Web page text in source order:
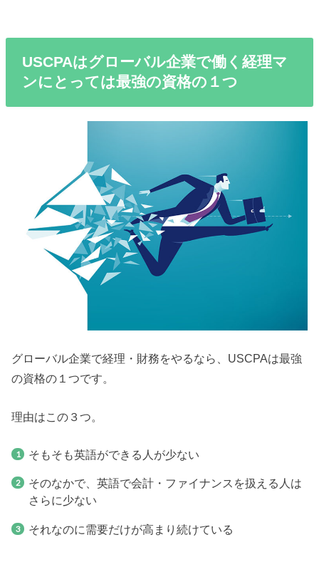
USCPAはグローバル企業で働く経理マ
ンにとっては最強の資格の１つ
グローバル企業で経理・財務をやるなら、USCPAは最強
の資格の１つです。
理由はこの３つ。
そもそも英語ができる人が少ない
そのなかで、英語で会計・ファイナンスを扱える人は
さらに少ない
それなのに需要だけが高まり続けている